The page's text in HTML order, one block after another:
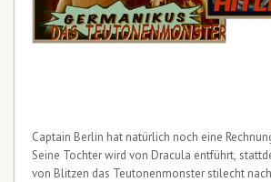
Captain Berlin hat natürlich noch eine
Seine Tochter wird von Dracula entführt,
von Blitzen das Teutonenmonster stilecht